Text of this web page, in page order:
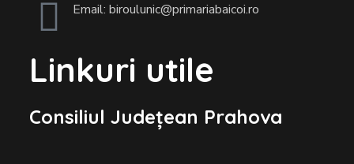
Email: biroulunic@primariabaicoi.ro
Linkuri utile
Consiliul Județean Prahova